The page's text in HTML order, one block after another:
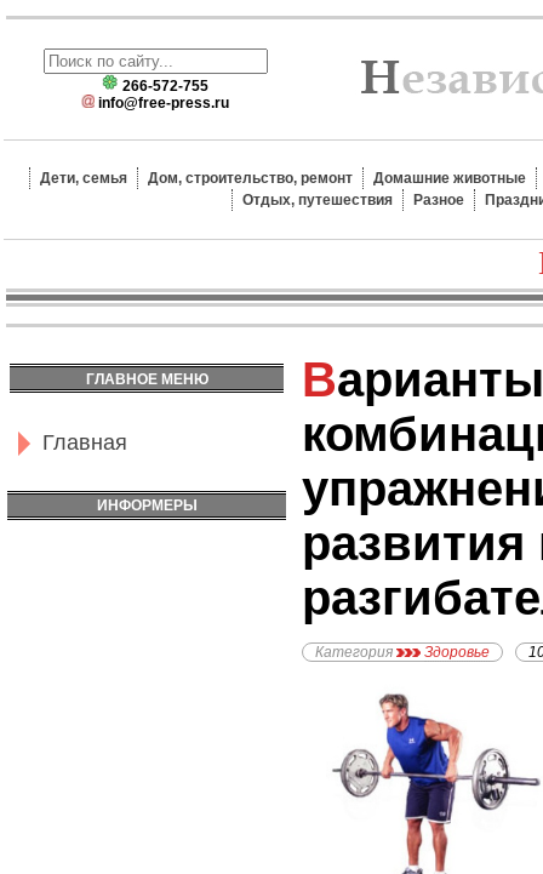
266-572-755
info@free-press.ru
Дети, семья Дом, строительство, ремонт
Домашние животные
Отдых, путешествия
Разное
ГЛАВНОЕ МЕНЮ
Главная
ИНФОРМЕРЫ
Варианты суперсерий и
Категория Здоровье